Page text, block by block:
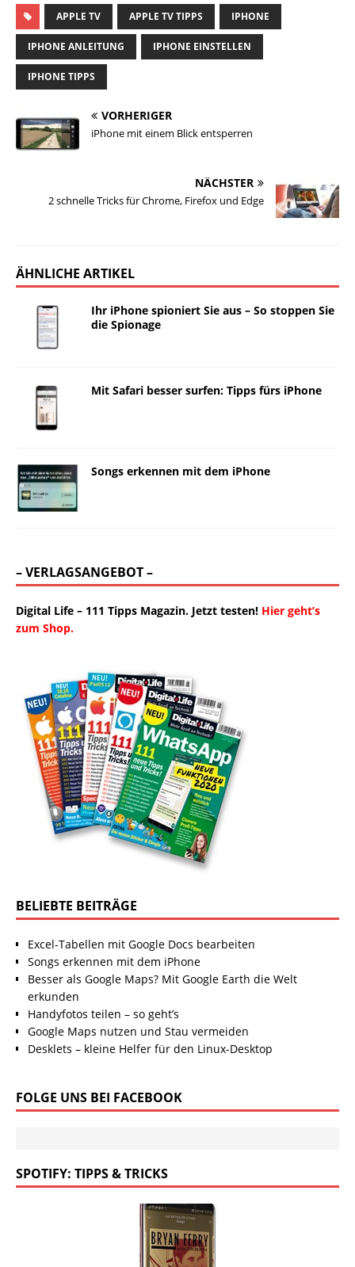
APPLE TV APPLE TV TIPPS IPHONE
IPHONE ANLEITUNG IPHONE EINSTELLEN
IPHONE TIPPS
VORHERIGER
iPhone mit einem Blick entsperren
NÄCHSTER
2 schnelle Tricks für Chrome, Firefox und Edge
ÄHNLICHE ARTIKEL
Ihr iPhone spioniert Sie aus – So stoppen Sie
die Spionage
Mit Safari besser surfen: Tipps fürs iPhone
Songs erkennen mit dem iPhone
– VERLAGSANGEBOT –
Digital Life – 111 Tipps Magazin. Jetzt testen! Hier geht’s
zum Shop.
BELIEBTE BEITRÄGE
Excel-Tabellen mit Google Docs bearbeiten
Songs erkennen mit dem iPhone
Besser als Google Maps? Mit Google Earth die Welt
erkunden
Handyfotos teilen – so geht’s
Google Maps nutzen und Stau vermeiden
Desklets – kleine Helfer für den Linux-Desktop
FOLGE UNS BEI FACEBOOK
SPOTIFY: TIPPS & TRICKS